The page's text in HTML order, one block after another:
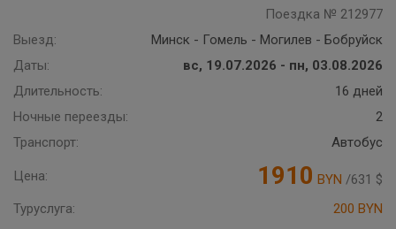
Поездка № 212977
Выезд:
Минск - Гомель - Могилев - Бобруйск
Даты:
вс, 19.07.2026 - пн, 03.08.2026
Длительность:
16 дней
Ночные переезды:
2
Транспорт:
Автобус
Цена: 1910 BYN /631 $
Туруслуга:
200 BYN